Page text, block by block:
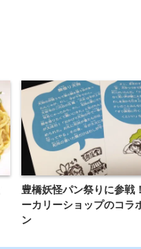
豊橋妖怪パン祭りに参戦
ーカリーショップのコラ
ン